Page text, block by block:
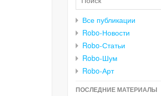
Все публикации
Robo-Новости
Robo-Статьи
Robo-Шум
Robo-Арт
ПОСЛЕДНИЕ МАТЕРИАЛЫ